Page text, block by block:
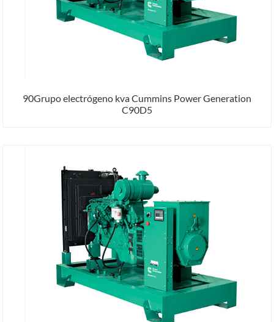
90Grupo electrógeno kva Cummins Power Generation
C90D5